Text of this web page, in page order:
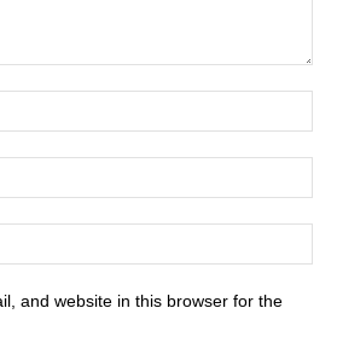
and website in this browser for the